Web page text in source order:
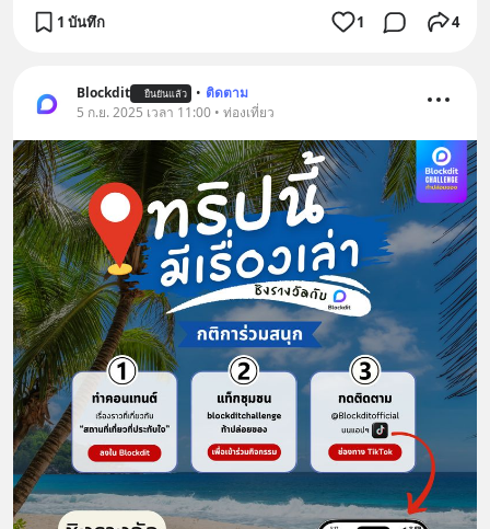
1 บันทึก 1 4
Blockdit ยืนยันแล้ว • ติดตาม
5 ก.ย. 2025 เวลา 11:00 • ท่องเที่ยว